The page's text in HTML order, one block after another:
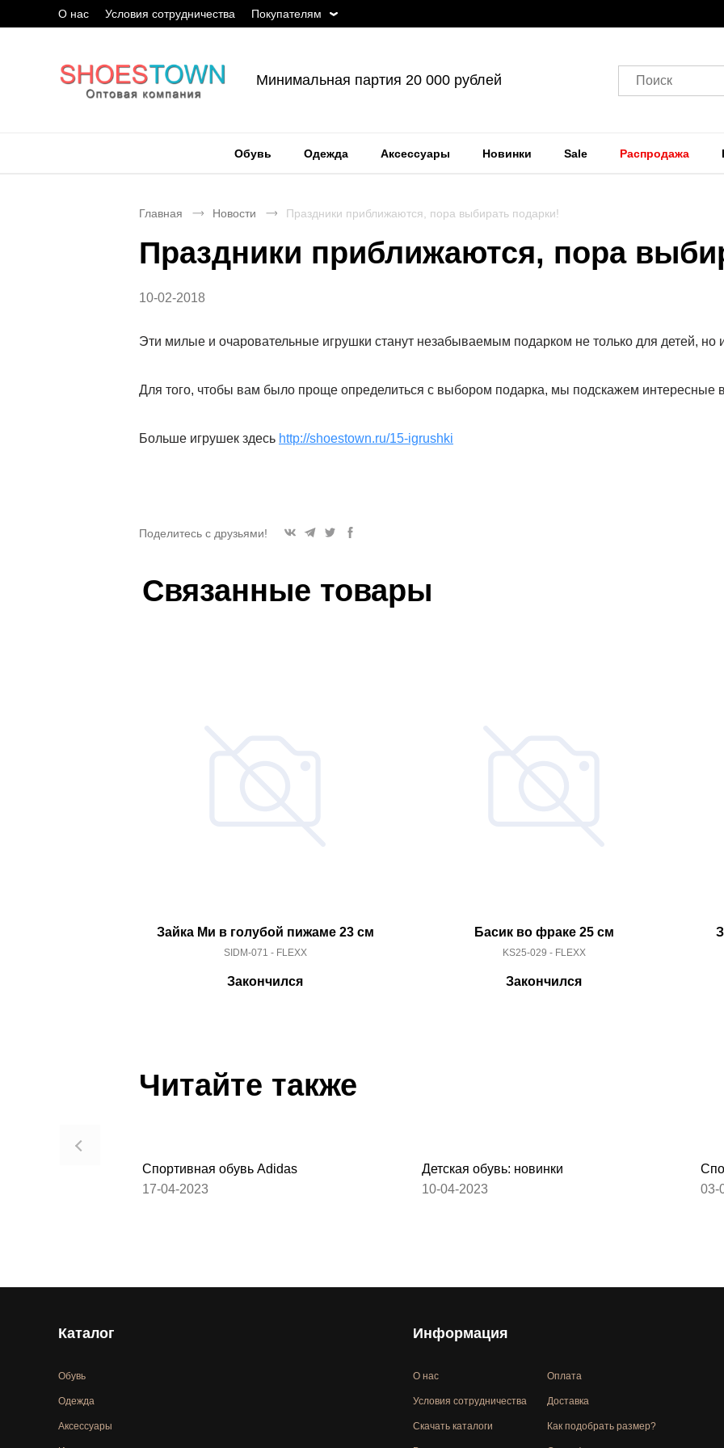
О нас Условия сотрудничества Покупателям
Минимальная партия 20 000 рублей Поиск
Обувь Одежда Аксессуары Новинки Sale Распродажа
Главная Новости Праздники приближаются, пора выбирать подарки!
Праздники приближаются, пора
10-02-2018
Эти милые и очаровательные игрушки станут незабываемым подарком не только для детей, но
Для того, чтобы вам было проще определиться с выбором подарка, мы подскажем интересные
Больше игрушек здесь http://shoestown.ru/15-igrushki
Поделитесь с друзьями!
Связанные товары
Зайка Ми в голубой пижаме 23 см
SIDM-071 - FLEXX
Закончился
Басик во фраке 25 см
KS25-029 - FLEXX
Закончился
Читайте также
Спортивная обувь Adidas
17-04-2023
Детская обувь: новинки
10-04-2023
03-
Каталог
Обувь
Одежда
Аксессуары
Информация
О нас
Условия сотрудничества
Скачать каталоги
Оплата
Доставка
Как подобрать размер?